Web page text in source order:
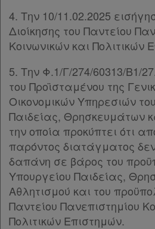
Αναζήτηση
Κ.Α.Δ.
Διακρατικές
Συμφωνίες
Ελλάδας
Πληροφορίες
Εταιρεία
4. Την 10/11.02.2025
Διοίκησης του Παντείου
Κοινωνικών και Πολιτικών
5. Την Φ.1/Γ/274/60313/Β1/
του Προϊσταμένου της
Οικονομικών Υπηρεσιών
Παιδείας, Θρησκευμάτων
την οποία προκύπτει ότι
παρόντος διατάγματος
δαπάνη σε βάρος του
Υπουργείου Παιδείας,
Αθλητισμού και του
Παντείου Πανεπιστημίου
Πολιτικών Επιστημών.